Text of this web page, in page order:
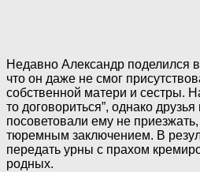
Недавно Александр поделился
что он даже не смог
собственной матери и сестры.
то договориться”, однако
посоветовали ему не приезжать,
тюремным заключением. В
передать урны с прахом
родных.